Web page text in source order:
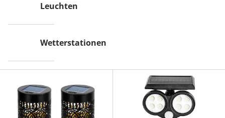
Leuchten
Wetterstationen